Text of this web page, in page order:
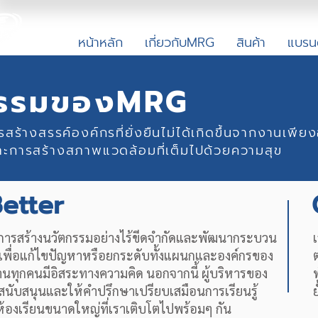
หน้าหลัก เกี่ยวกับMRG สินค้า แบร
มของMRG
รสร้างสรรค์องค์กรที่ยั่งยืนไม่ได้เกิดขึ้นจากงานเ
การสร้างสภาพแวดล้อมที่เต็มไปด้วยความสุข
ารสร้างนวัตกรรมอย่างไร้ขีดจำกัดและพัฒนากระบวน
พื่อแก้ไขปัญหาหรือยกระดับทั้งแผนกและองค์กรของ
นทุกคนมีอิสระทางความคิด นอกจากนี้ ผู้บริหารของ
นับสนุนและให้คำปรึกษาเปรียบเสมือนการเรียนรู้
งเรียนขนาดใหญ่ที่เราเติบโตไปพร้อมๆ กัน